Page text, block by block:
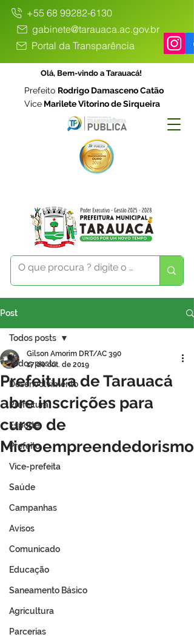
+55 68 99282-6130
gabinete@tarauaca.ac.gov.br
Portal da Transparência
Olá, Bem-vindo a Tarauacá!
Prefeito Rodrigo Damasceno Catão
Vice Marilete Vitorino de Sirqueira
Post
Todos posts
Desenvolvimento
Prefeitura
Esporte
Prefeito
Vice-prefeita
Saúde
Campanhas
Avisos
Comunicado
Educação
Saneamento Básico
Agricultura
Parcerias
Todos posts
Prefeitura de Tarauacá
abre inscrições para
curso de
Microempreendedorismo
Gilson Amorim DRT/AC 390
17 de out. de 2019